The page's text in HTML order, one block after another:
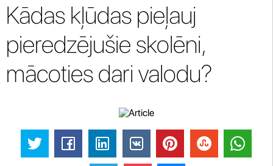
Kādas kļūdas pieļauj
pieredzējušie skolēni,
mācoties dari valodu?